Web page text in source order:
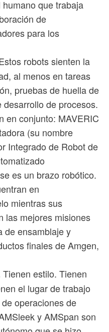
que trabaja
de
para los
robots sienten la
al menos en tareas
pruebas de huella de
de procesos.
en conjunto: MAVERIC
(su nombre
Integrado de Robot de
es un brazo robótico.
en
mientras sus
las mejores misiones
de ensamblaje y
finales de Amgen,
Tienen estilo. Tienen
el lugar de trabajo
operaciones de
y AMSpan son